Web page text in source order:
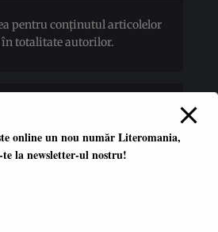
pentru conţinutul articolelor
totalitate autorilor.
online un nou număr Literomania,
te la newsletter-ul nostru!